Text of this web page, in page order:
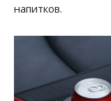
напитков.